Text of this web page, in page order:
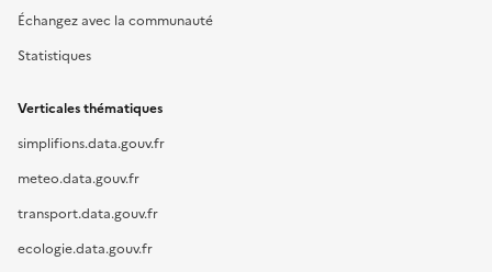
Échangez avec la communauté
Statistiques
Verticales thématiques
simplifions.data.gouv.fr
meteo.data.gouv.fr
transport.data.gouv.fr
ecologie.data.gouv.fr